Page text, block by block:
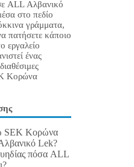
ALL Αλβανικό
στο πεδίο
γράμματα,
πατήσετε κάποιο
εργαλείο
ένας
Κορώνα
SEK Κορώνα
Lek?
πόσα ALL